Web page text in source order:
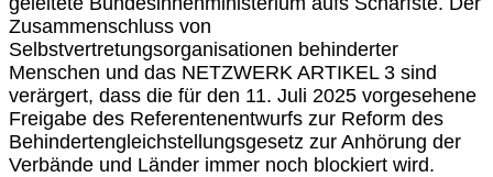
Zusammenschluss von
Selbstvertretungsorganisationen behinderter
Menschen und das NETZWERK ARTIKEL 3 sind
verärgert, dass die für den 11. Juli 2025 vorgesehene
Freigabe des Referentenentwurfs zur Reform des
Behindertengleichstellungsgesetz zur Anhörung der
Verbände und Länder immer noch blockiert wird.